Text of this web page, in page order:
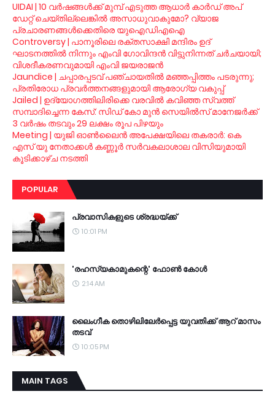
UIDAI | 10 വര്‍ഷങ്ങള്‍ക്ക് മുമ്പ് എടുത്ത ആധാര്‍ കാര്‍ഡ് അപ്
ഡേറ്റ് ചെയ്തില്ലെങ്കില്‍ അസാധുവാകുമോ? വ്യാജ
പ്രചാരണങ്ങള്‍ക്കെതിരെ യുഐഡിഎഐ
Controversy | പാനൂരിലെ രക്തസാക്ഷി മന്ദിരം ഉദ്
ഘാടനത്തില്‍ നിന്നും എംവി ഗോവിന്ദന്‍ വിട്ടുനിന്നത് ചര്‍ചയായി;
വിശദീകരണവുമായി എംവി ജയരാജന്‍
Jaundice | ചപ്പാരപ്പടവ് പഞ്ചായതില്‍ മഞ്ഞപ്പിത്തം പടരുന്നു;
പ്രതിരോധ പ്രവര്‍ത്തനങ്ങളുമായി ആരോഗ്യ വകുപ്പ്
Jailed | ഉദ്യോഗത്തിലിരിക്കെ വരവില്‍ കവിഞ്ഞ സ്വത്ത്
സമ്പാദിച്ചെന്ന കേസ്: സിഡ് കോ മുന്‍ സെയില്‍സ് മാനേജര്‍ക്ക്
3 വര്‍ഷം തടവും 29 ലക്ഷം രൂപ പിഴയും
Meeting | യുജി ഓണ്‍ലൈന്‍ അപേക്ഷയിലെ തകരാര്‍: കെ
എസ് യു നേതാക്കള്‍ കണ്ണൂര്‍ സര്‍വകലാശാല വിസിയുമായി
കൂടിക്കാഴ്ച നടത്തി
POPULAR
പ്രവാസികളുടെ ശ്രദ്ധയ്ക്ക്
10:01 PM
'രഹസ്യകാമുകന്റെ' ഫോണ്‍ കോള്‍
2:14 AM
ലൈംഗീക തൊഴിലിലേര്‍പ്പെട്ട യുവതിക്ക് ആറ് മാസം
തടവ്
10:05 PM
MAIN TAGS